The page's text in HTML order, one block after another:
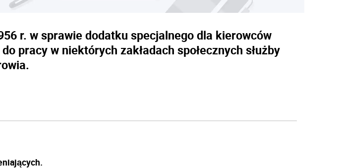
r. w sprawie dodatku specjalnego dla kierowców
pracy w niektórych zakładach społecznych służby